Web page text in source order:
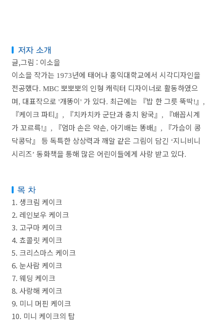
글,그림 : 이소을
이소을 작가는 1973년에 태어나 홍익대학교에서 시각디자인을
전공했다. MBC 뽀뽀뽀의 인형 캐릭터 디자이너로 활동하였으
며, 대표작으로 '개똥이' 가 있다. 최근에는 『밥 한 그릇 뚝딱! 』 ,
『케이크 파티 』 , 『치카치카 군단과 충치 왕국』 , 『배꼽시계
가 꼬르륵! 』 , 『엄마 손은 약손, 아기배는 똥배』 , 『가슴이 콩
닥콩닥』 등 독특한 상상력과 깨알 같은 그림이 담긴 ‘지니비니
시리즈’ 동화책을 통해 많은 어린이들에게 사랑 받고 있다.
1. 생크림 케이크
2. 레인보우 케이크
3. 고구마 케이크
4. 쵸콜릿 케이크
5. 크리스마스 케이크
6. 눈사람 케이크
7. 웨딩 케이크
8. 사랑해 케이크
9. 미니 머핀 케이크
10. 미니 케이크의 탑